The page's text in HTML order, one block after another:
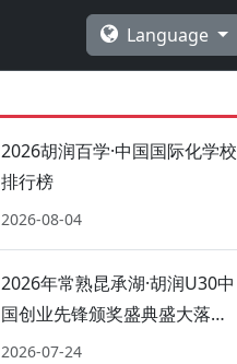
Language
2026胡润百学·中国国际化学校
排行榜
2026-08-04
2026年常熟昆承湖·胡润U30中
国创业先锋颁奖盛典盛大落
幕！
2026-07-24